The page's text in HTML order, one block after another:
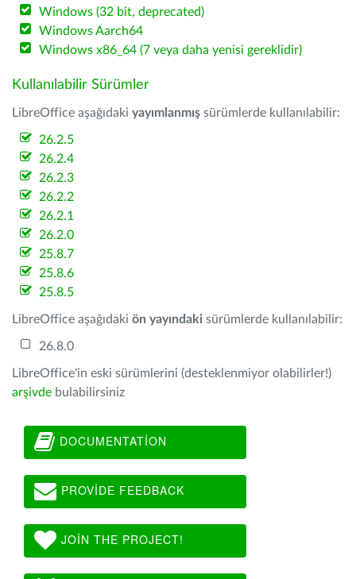
Windows (32 bit, deprecated)
Windows Aarch64
Windows x86_64 (7 veya daha yenisi gereklidir)
Kullanılabilir Sürümler
LibreOffice aşağıdaki yayımlanmış sürümlerde kullanılabilir:
26.2.5
26.2.4
26.2.3
26.2.2
26.2.1
26.2.0
25.8.7
25.8.6
25.8.5
LibreOffice aşağıdaki ön yayındaki sürümlerde kullanılabilir:
26.8.0
LibreOffice'in eski sürümlerini (desteklenmiyor olabilirler!)
arşivde bulabilirsiniz
DOCUMENTATION
PROVIDE FEEDBACK
JOIN THE PROJECT!